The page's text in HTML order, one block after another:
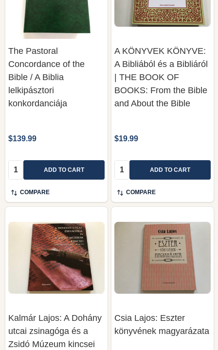
The Pastoral
Concordance of the
Bible / A Biblia
lelkipásztori
konkordanciája
$139.99
Quantity: ADD TO CART
COMPARE
A KÖNYVEK KÖNYVE:
A Bibliából és a Bibliáról
| THE BOOK OF
BOOKS: From the Bible
and About the Bible
$19.99
Quantity: ADD TO CART
COMPARE
Kalmár Lajos: A Dohány
utcai zsinagóga és a
Zsidó Múzeum kincsei
Csia Lajos: Eszter
könyvének magyarázata